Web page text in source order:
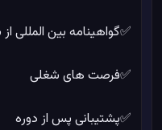
✅گواهینامه بین المللی
✅فرصت های شغلی
✅پشتیبانی پس از دوره